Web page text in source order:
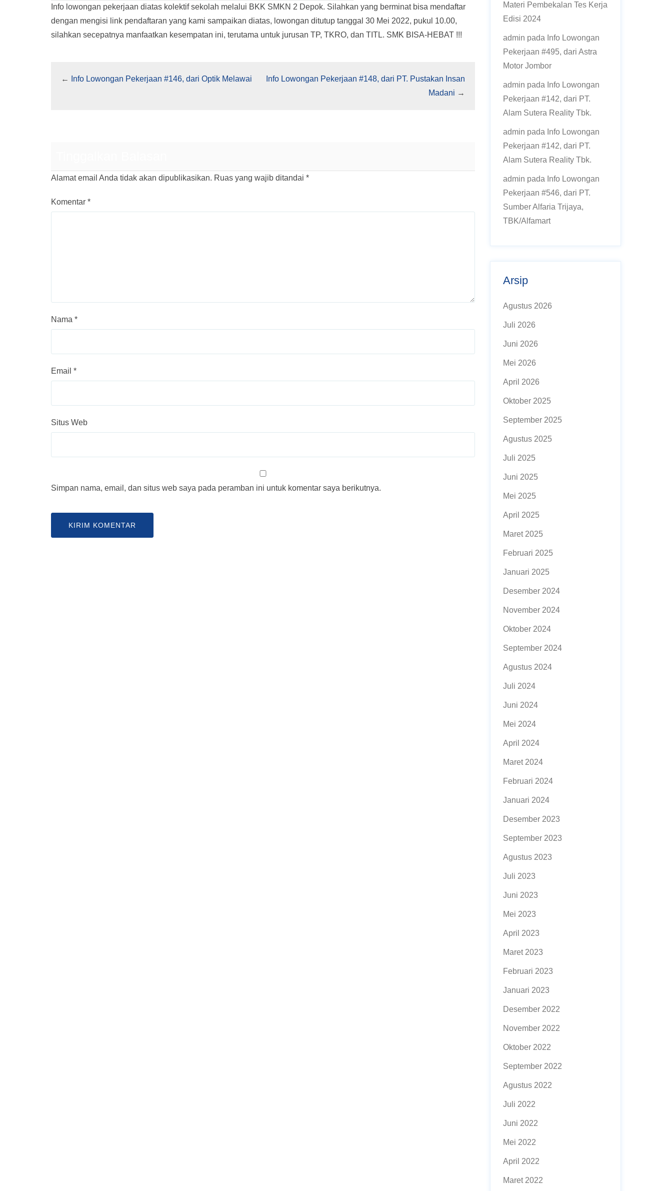
Info lowongan pekerjaan diatas kolektif sekolah melalui BKK SMKN 2 Depok. Silahkan yang berminat bisa mendaftar
dengan mengisi link pendaftaran yang kami sampaikan diatas, lowongan ditutup tanggal 30 Mei 2022, pukul 10.00,
silahkan secepatnya manfaatkan kesempatan ini, terutama untuk jurusan TP, TKRO, dan TITL. SMK BISA-HEBAT !!!
← Info Lowongan Pekerjaan #146, dari Optik Melawai
Info Lowongan Pekerjaan #148, dari PT. Pustakan Insan
Madani →
Alamat email Anda tidak akan dipublikasikan. Ruas yang wajib ditandai *
Komentar *
Nama *
Email *
Situs Web
Simpan nama, email, dan situs web saya pada peramban ini untuk komentar saya berikutnya.
Materi Pembekalan Tes Kerja
Edisi 2024
admin pada Info Lowongan
Pekerjaan #495, dari Astra
Motor Jombor
admin pada Info Lowongan
Pekerjaan #142, dari PT.
Alam Sutera Reality Tbk.
admin pada Info Lowongan
Pekerjaan #142, dari PT.
Alam Sutera Reality Tbk.
admin pada Info Lowongan
Pekerjaan #546, dari PT.
Sumber Alfaria Trijaya,
TBK/Alfamart
Arsip
Agustus 2026
Juli 2026
Juni 2026
Mei 2026
April 2026
Oktober 2025
September 2025
Agustus 2025
Juli 2025
Juni 2025
Mei 2025
April 2025
Maret 2025
Februari 2025
Januari 2025
Desember 2024
November 2024
Oktober 2024
September 2024
Agustus 2024
Juli 2024
Juni 2024
Mei 2024
April 2024
Maret 2024
Februari 2024
Januari 2024
Desember 2023
September 2023
Agustus 2023
Juli 2023
Juni 2023
Mei 2023
April 2023
Maret 2023
Februari 2023
Januari 2023
Desember 2022
November 2022
Oktober 2022
September 2022
Agustus 2022
Juli 2022
Juni 2022
Mei 2022
April 2022
Maret 2022